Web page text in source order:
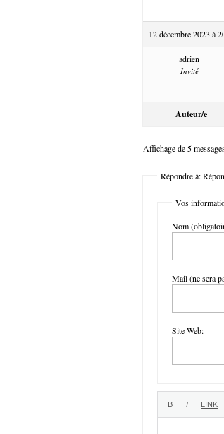
12 décembre 2023 à
adrien
Invité
Auteur/e
Affichage de 5
Répondre à:
Vos
Nom
Mail (ne sera
Site Web: